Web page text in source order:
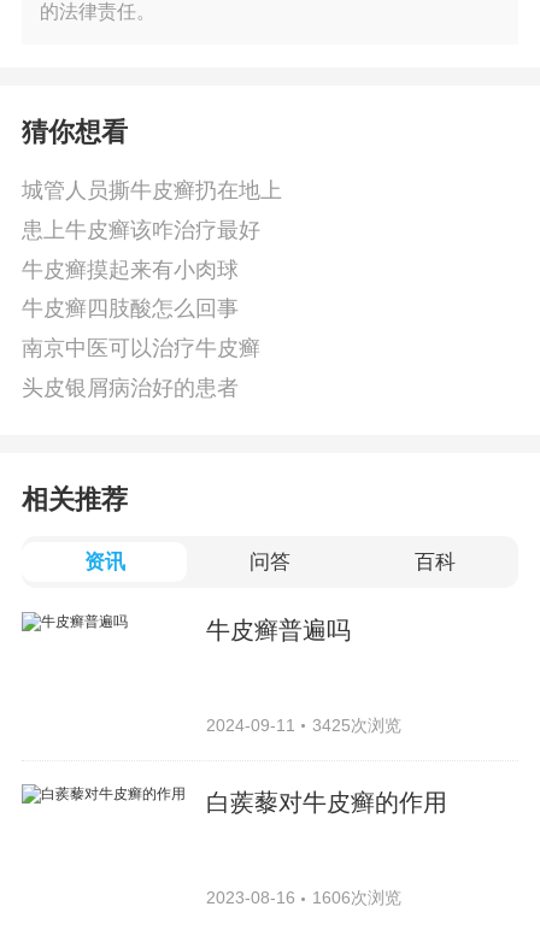
的法律责任。
猜你想看
城管人员撕牛皮癣扔在地上
患上牛皮癣该咋治疗最好
牛皮癣摸起来有小肉球
牛皮癣四肢酸怎么回事
南京中医可以治疗牛皮癣
头皮银屑病治好的患者
相关推荐
资讯 问答 百科
牛皮癣普遍吗
2024-09-11 3425次浏览
白蒺藜对牛皮癣的作用
2023-08-16 1606次浏览